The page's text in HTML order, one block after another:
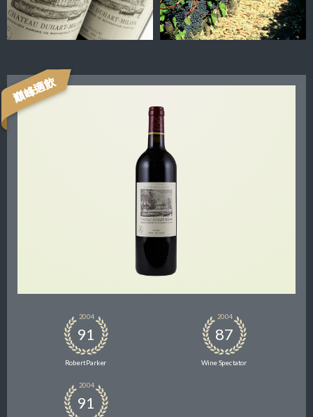
巔峰適飲
2004
91
Robert Parker
2004
87
Wine Spectator
2004
91